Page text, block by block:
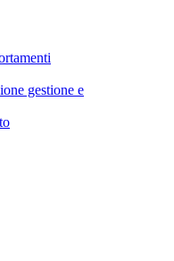
gestione e